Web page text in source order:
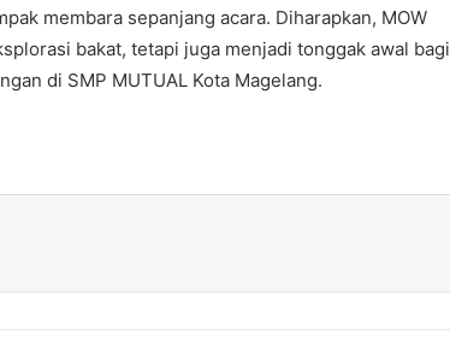
membara sepanjang acara. Diharapkan, MOW
bakat, tetapi juga menjadi tonggak awal bagi
di SMP MUTUAL Kota Magelang.